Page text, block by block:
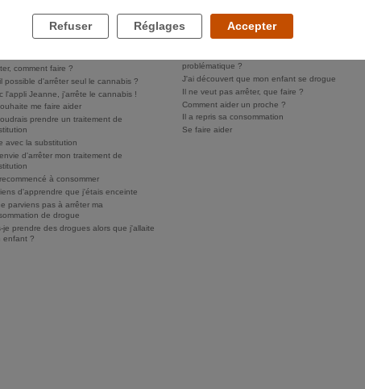
DROGUES ET VOUS
savoir si j'ai un problème ?
comment faire ?
possible d'arrêter seul le cannabis ?
l'appli Jeanne, j'arrête le cannabis !
me faire aider
prendre un traitement de
avec la substitution
d'arrêter mon traitement de
à consommer
d'apprendre que j'étais enceinte
parviens pas à arrêter ma
de drogue
je prendre des drogues alors que j'allaite
enfant ?
LES DROGUES ET VOS PROCHES
Comment parler des drogues à mes enfants ?
problématique ?
J'ai découvert que mon enfant se drogue
Il ne veut pas arrêter, que faire ?
Comment aider un proche ?
Il a repris sa consommation
Se faire aider
Refuser Réglages Accepter